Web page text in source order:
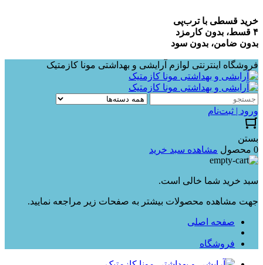
خرید قسطی با ترب‌پی
۴ قسط، بدون کارمزد
بدون ضامن، بدون سود
فروشگاه اینترنتی لوازم آرایشی و بهداشتی مونا کازمتیک
ورود | ثبت‌نام
بستن
0 محصول
مشاهده سبد خرید
سبد خرید شما خالی است.
جهت مشاهده محصولات بیشتر به صفحات زیر مراجعه نمایید.
صفحه اصلی
فروشگاه